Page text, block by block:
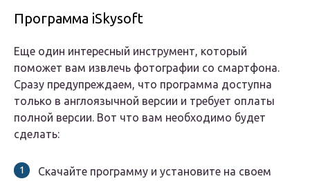
Программа iSkysoft
Еще один интересный инструмент, который
поможет вам извлечь фотографии со смартфона.
Сразу предупреждаем, что программа доступна
только в англоязычной версии и требует оплаты
полной версии. Вот что вам необходимо будет
сделать:
Скачайте программу и установите на своем